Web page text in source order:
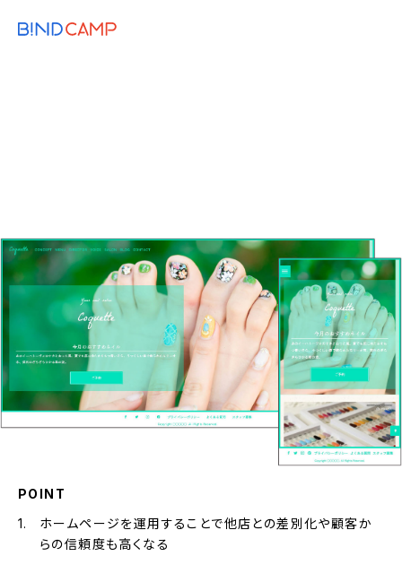
POINT
ホームページを運用することで他店との差別化や顧客か
らの信頼度も高くなる